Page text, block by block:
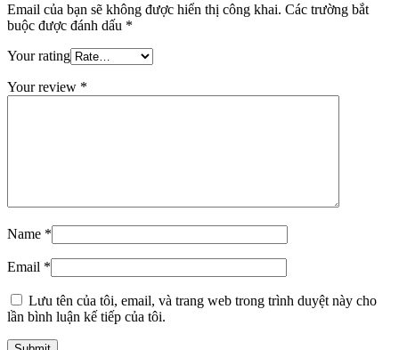
Email của bạn sẽ không được hiển thị công khai. Các trường bắt
buộc được đánh dấu *
Your rating
Your review *
Name *
Email *
Lưu tên của tôi, email, và trang web trong trình duyệt này cho
lần bình luận kế tiếp của tôi.